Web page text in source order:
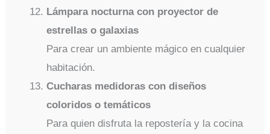
Lámpara nocturna con proyector de
estrellas o galaxias
Para crear un ambiente mágico en cualquier
habitación.
Cucharas medidoras con diseños
coloridos o temáticos
Para quien disfruta la repostería y la cocina